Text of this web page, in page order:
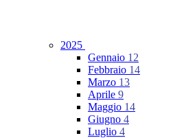
2025
Gennaio 12
Febbraio 14
Marzo 13
Aprile 9
Maggio 14
Giugno 4
Luglio 4